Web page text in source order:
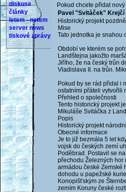
diskuse
články
letem - netem
server news
tiskové zprávy
Pokud chcete přidat
Pavel "Svitáček" Krejčí
Historický projekt
Mise
Tato jednotka je snahou
Období ve kterém se
Landštejna jakožto
Jiřího, že na český trůn
Vladislava II. na trůn.
Pokud by se rád přidal i
ostatními přáteli vytvořili
Přehled o společnosti
Tento historický projekt
Mikuláše Svitáčka z
Popis
Historický projekt
Obecné informace
Je to již bezmála 5 let
vojsk do českých zemí
Poděbrad. Postavil se
přechodu Železných hor
armádou české Zemské
dohodu u papežské
Konopišťským ze
zemím Koruny české